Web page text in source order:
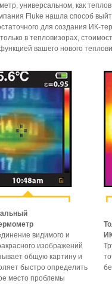
универсальном, как
Fluke нашла способ
для создания ИК-
в тепловизорах,
вашего нового
видимого и
изображений
общую картину и
быстро определить
место проблемы